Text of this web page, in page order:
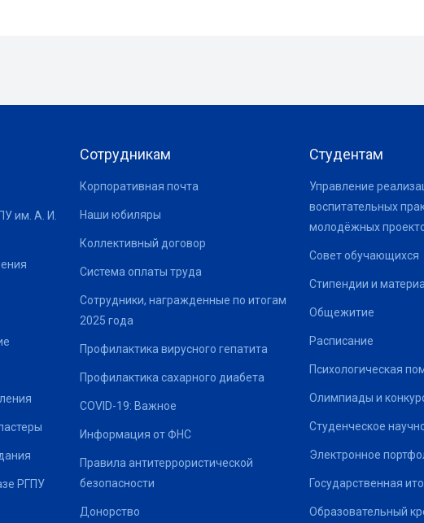
им. А. И.
РГПУ
Сотрудникам
Корпоративная почта
Наши юбиляры
Коллективный договор
Система оплаты труда
Сотрудники, награжденные по итогам
2025 года
Профилактика вирусного гепатита
Профилактика сахарного диабета
COVID-19: Важное
Информация от ФНС
Правила антитеррористической
безопасности
Донорство
Студентам
Управление
воспитательных
молодёжных
Совет обучающихся
Стипендии и
Общежитие
Расписание
Психологическая
Олимпиады и
Студенческое
Электронное
Государственная
Образовательный